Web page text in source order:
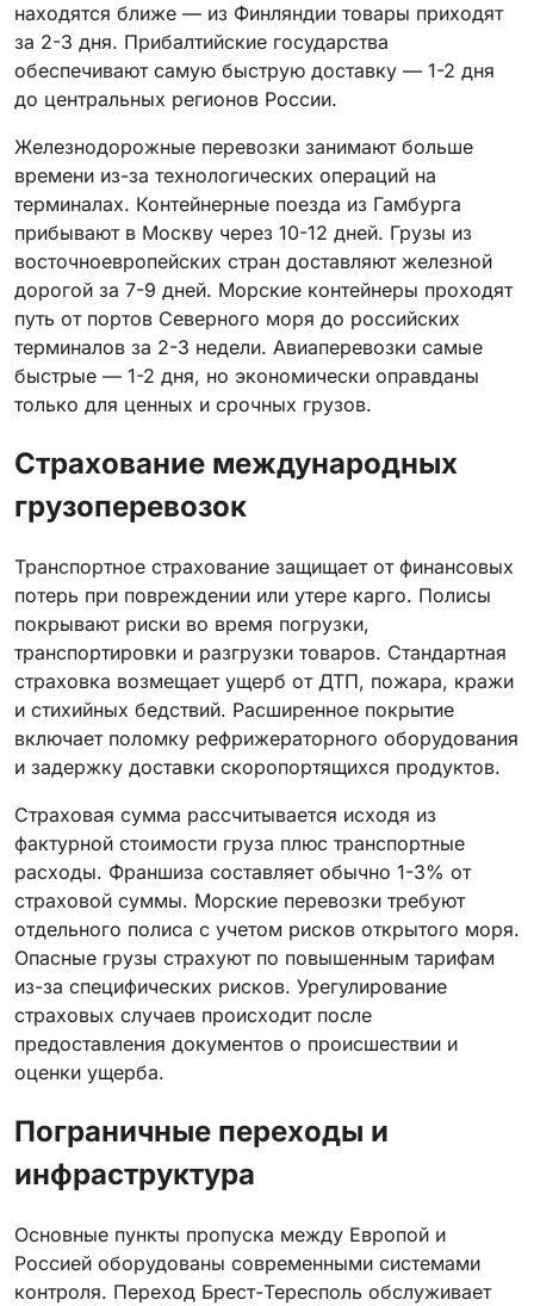
находятся ближе — из Финляндии товары приходят
за 2-3 дня. Прибалтийские государства
обеспечивают самую быструю доставку — 1-2 дня
до центральных регионов России.
Железнодорожные перевозки занимают больше
времени из-за технологических операций на
терминалах. Контейнерные поезда из Гамбурга
прибывают в Москву через 10-12 дней. Грузы из
восточноевропейских стран доставляют железной
дорогой за 7-9 дней. Морские контейнеры проходят
путь от портов Северного моря до российских
терминалов за 2-3 недели. Авиаперевозки самые
быстрые — 1-2 дня, но экономически оправданы
только для ценных и срочных грузов.
Страхование международных
грузоперевозок
Транспортное страхование защищает от финансовых
потерь при повреждении или утере карго. Полисы
покрывают риски во время погрузки,
транспортировки и разгрузки товаров. Стандартная
страховка возмещает ущерб от ДТП, пожара, кражи
и стихийных бедствий. Расширенное покрытие
включает поломку рефрижераторного оборудования
и задержку доставки скоропортящихся продуктов.
Страховая сумма рассчитывается исходя из
фактурной стоимости груза плюс транспортные
расходы. Франшиза составляет обычно 1-3% от
страховой суммы. Морские перевозки требуют
отдельного полиса с учетом рисков открытого моря.
Опасные грузы страхуют по повышенным тарифам
из-за специфических рисков. Урегулирование
страховых случаев происходит после
предоставления документов о происшествии и
оценки ущерба.
Пограничные переходы и
инфраструктура
Основные пункты пропуска между Европой и
Россией оборудованы современными системами
контроля. Переход Брест-Тересполь обслуживает